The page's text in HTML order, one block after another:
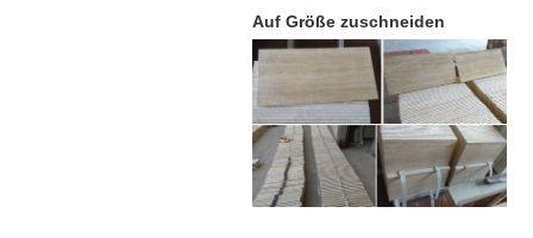
Auf Größe zuschneiden